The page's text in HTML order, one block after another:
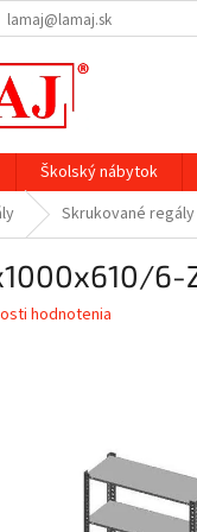
lamaj@lamaj.sk
Školský nábytok
Skrukované regály
6-
hodnotenia